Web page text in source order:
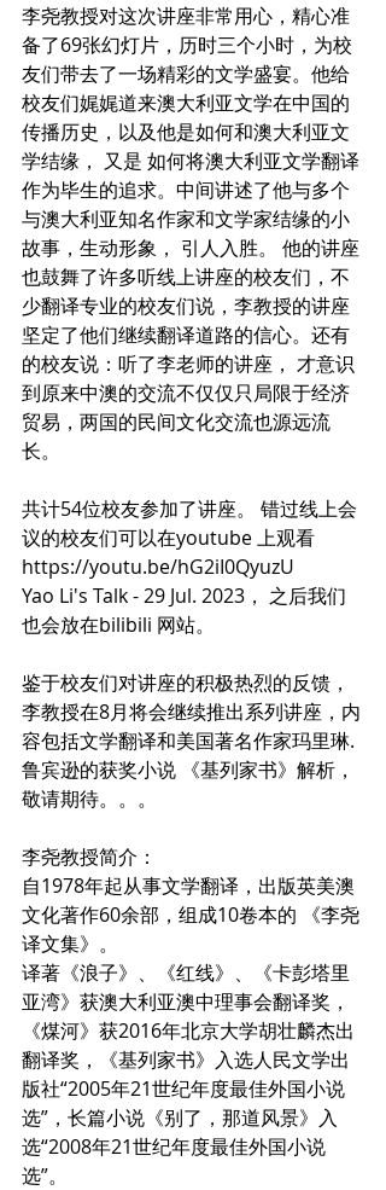
李尧教授对这次讲座非常用心，精心准
备了69张幻灯片，历时三个小时，为校
友们带去了一场精彩的文学盛宴。他给
校友们娓娓道来澳大利亚文学在中国的
传播历史，以及他是如何和澳大利亚文
学结缘， 又是 如何将澳大利亚文学翻译
作为毕生的追求。中间讲述了他与多个
与澳大利亚知名作家和文学家结缘的小
故事，生动形象， 引人入胜。 他的讲座
也鼓舞了许多听线上讲座的校友们，不
少翻译专业的校友们说，李教授的讲座
坚定了他们继续翻译道路的信心。还有
的校友说：听了李老师的讲座， 才意识
到原来中澳的交流不仅仅只局限于经济
贸易，两国的民间文化交流也源远流
长。
共计54位校友参加了讲座。 错过线上会
议的校友们可以在youtube 上观看
https://youtu.be/hG2iI0QyuzU
Yao Li's Talk - 29 Jul. 2023， 之后我们
也会放在bilibili 网站。
鉴于校友们对讲座的积极热烈的反馈，
李教授在8月将会继续推出系列讲座，内
容包括文学翻译和美国著名作家玛里琳.
鲁宾逊的获奖小说 《基列家书》解析，
敬请期待。。。
李尧教授简介：
自1978年起从事文学翻译，出版英美澳
文化著作60余部，组成10卷本的 《李尧
译文集》。
译著《浪子》、《红线》、《卡彭塔里
亚湾》获澳大利亚澳中理事会翻译奖，
《煤河》获2016年北京大学胡壮麟杰出
翻译奖，《基列家书》入选人民文学出
版社“2005年21世纪年度最佳外国小说
选”，长篇小说《别了，那道风景》入
选“2008年21世纪年度最佳外国小说
选”。